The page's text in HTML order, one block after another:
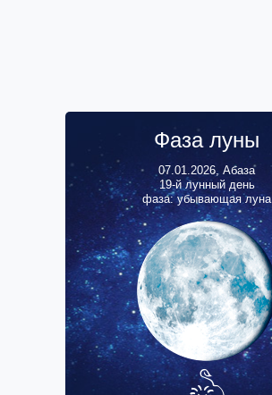
Фаза луны
07.01.2026, Абаза
19-й лунный день
фаза: убывающая луна